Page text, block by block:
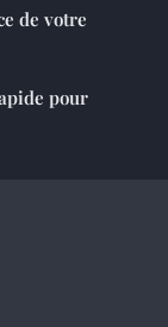
de votre
pour